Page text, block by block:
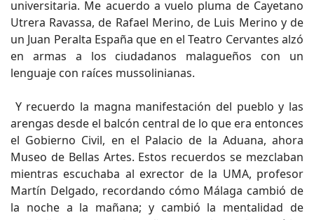
universitaria. Me acuerdo a vuelo pluma de Cayetano
Utrera Ravassa, de Rafael Merino, de Luis Merino y de
un Juan Peralta España que en el Teatro Cervantes alzó
en armas a los ciudadanos malagueños con un
lenguaje con raíces mussolinianas.
Y recuerdo la magna manifestación del pueblo y las
arengas desde el balcón central de lo que era entonces
el Gobierno Civil, en el Palacio de la Aduana, ahora
Museo de Bellas Artes. Estos recuerdos se mezclaban
mientras escuchaba al exrector de la UMA, profesor
Martín Delgado, recordando cómo Málaga cambió de
la noche a la mañana; y cambió la mentalidad de